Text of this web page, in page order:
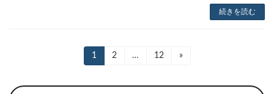
続きを読む
固
定
ー
1
固
ー
2 …
固
ー
12 »